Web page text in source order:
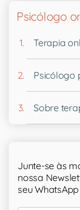
Psicólogo
Terapia
Psicólogo
Sobre
Junte-se às
nossa
seu